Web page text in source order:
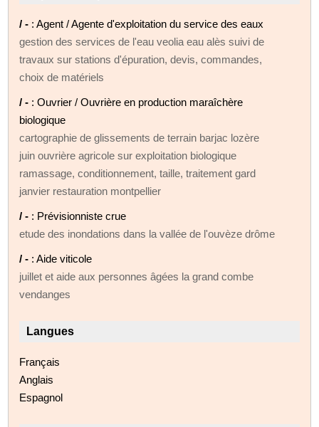
/ - : Agent / Agente d'exploitation du service des eaux
gestion des services de l'eau veolia eau alès suivi de
travaux sur stations d'épuration, devis, commandes,
choix de matériels
/ - : Ouvrier / Ouvrière en production maraîchère
biologique
cartographie de glissements de terrain barjac lozère
juin ouvrière agricole sur exploitation biologique
ramassage, conditionnement, taille, traitement gard
janvier restauration montpellier
/ - : Prévisionniste crue
etude des inondations dans la vallée de l'ouvèze drôme
/ - : Aide viticole
juillet et aide aux personnes âgées la grand combe
vendanges
Langues
Français
Anglais
Espagnol